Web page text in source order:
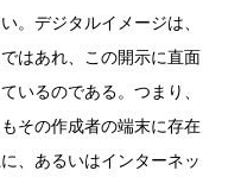
。デジタルイメージは、
はあれ、この開示に直面
いるのである。つまり、
その作成者の端末に存在
、あるいはインターネッ